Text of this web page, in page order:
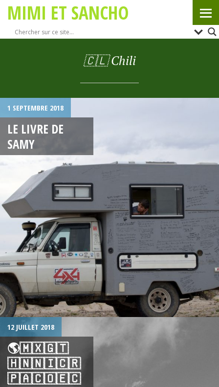
MIMI ET SANCHO
🇨🇱 Chili
1 SEPTEMBRE 2018
LE LIVRE DE
SAMY
12 JUILLET 2018
🌎🇲🇽🇬🇹
🇭🇳🇳🇮🇨🇷
🇵🇦🇨🇴🇪🇨